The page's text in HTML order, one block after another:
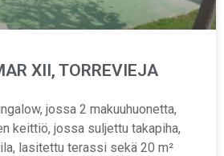
XII, TORREVIEJA
jossa 2 makuuhuonetta,
keittiö, jossa suljettu takapiha,
lasitettu terassi sekä 20 m²